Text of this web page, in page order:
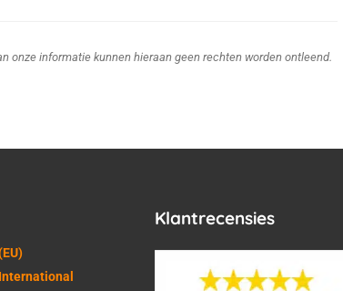
onze informatie kunnen hieraan geen rechten worden ontleend.
International
Klantrecensies